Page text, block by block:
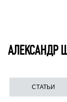
АЛЕКСАНДР
СТАТЬИ